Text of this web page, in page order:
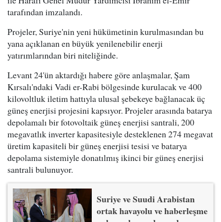
tarafından imzalandı.
Projeler, Suriye'nin yeni hükümetinin kurulmasından bu
yana açıklanan en büyük yenilenebilir enerji
yatırımlarından biri niteliğinde.
Levant 24'ün aktardığı habere göre anlaşmalar, Şam
Kırsalı'ndaki Vadi er-Rabi bölgesinde kurulacak ve 400
kilovoltluk iletim hattıyla ulusal şebekeye bağlanacak üç
güneş enerjisi projesini kapsıyor. Projeler arasında batarya
depolamalı bir fotovoltaik güneş enerjisi santrali, 200
megavatlık inverter kapasitesiyle desteklenen 274 megavat
üretim kapasiteli bir güneş enerjisi tesisi ve batarya
depolama sistemiyle donatılmış ikinci bir güneş enerjisi
santrali bulunuyor.
Suriye ve Suudi Arabistan
ortak havayolu ve haberleşme